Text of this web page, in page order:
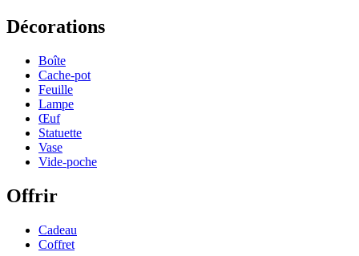
Décorations
Boîte
Cache-pot
Feuille
Lampe
Œuf
Statuette
Vase
Vide-poche
Offrir
Cadeau
Coffret